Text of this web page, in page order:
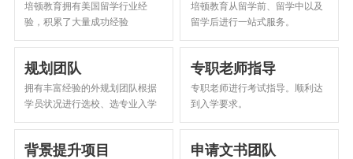
培顿教育拥有美国留学行业经
验，积累了大量成功经验
培顿教育从留学前、留学中以及
留学后进行一站式服务。
规划团队
拥有丰富经验的外规划团队根据
学员状况进行选校、选专业入学
指导。
专职老师指导
专职老师进行考试指导。顺利达
到入学要求。
背景提升项目 申请文书团队